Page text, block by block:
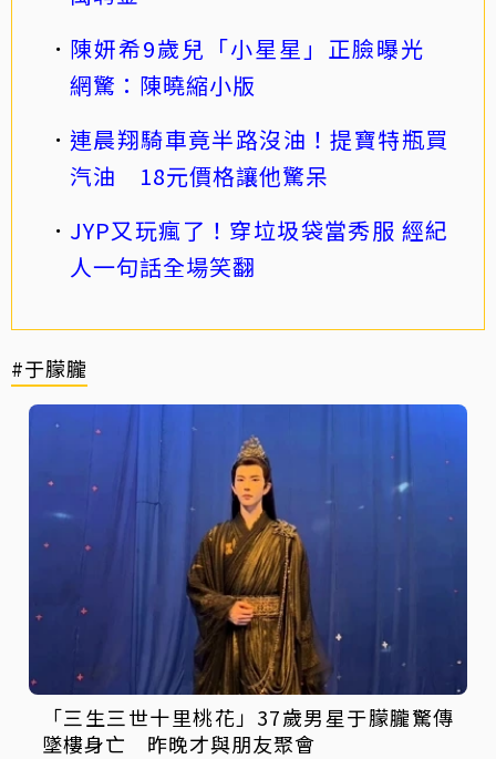
陳妍希9歲兒「小星星」正臉曝光
網驚：陳曉縮小版
連晨翔騎車竟半路沒油！提寶特瓶買
汽油 18元價格讓他驚呆
JYP又玩瘋了！穿垃圾袋當秀服 經紀
人一句話全場笑翻
#于朦朧
「三生三世十里桃花」37歲男星于朦朧驚傳
墜樓身亡 昨晚才與朋友聚會